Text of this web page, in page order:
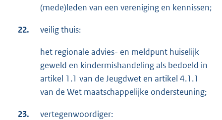
(mede)leden van een vereniging en kennissen;
22. veilig thuis:
het regionale advies- en meldpunt huiselijk
geweld en kindermishandeling als bedoeld in
artikel 1.1 van de Jeugdwet en artikel 4.1.1
van de Wet maatschappelijke ondersteuning;
23. vertegenwoordiger: